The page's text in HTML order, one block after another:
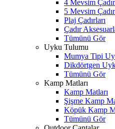
4 Mevsim
5 Mevsim
Plaj Çadırları
Çadır
Tümünü Gör
Uyku Tulumu
Mumya Tipi
Dikdörtgen
Tümünü Gör
Kamp Matları
Kamp Matları
Şişme Kamp
Köpük Kamp
Tümünü Gör